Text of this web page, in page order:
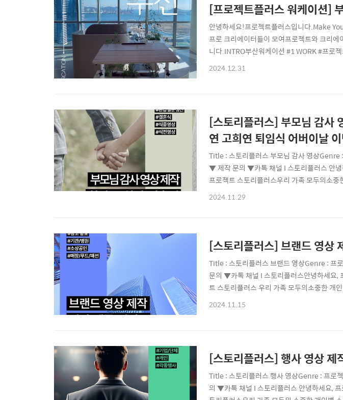
[프로젝트플러스 워케이션]
안녕하세요!프로젝트플러스입니다.Make
프로 크리에이터들이 모여프로젝트와 크리
니다.INTRO부산워케이션 #1 WORK #프로
브 #마케팅 나를 대표하는 키워드이자 회사
2024.12.31
[스토리플러스] 부모님 감사
연 고희연 퇴임식 어버이날
Title : 스토리플러스 부모님 감사 영상
▼ 제작 문의 ▼카톡 채널 I 스토리플러스 안녕
프로젝트 스토리플러스우리 가족 모두의소
에 맞춰전문적인 책임과 정성을 플러스하여
2024.11.29
[스토리플러스] 브랜드 영상
Title : 스토리플러스 브랜드 영상Genre : 프
문의 ▼카톡 채널 I 스토리플러스안녕하세요,
트 스토리플러스 우리 가족 모두의소중한 개
전문적인 책임과 정성을 플러스하여세상에
2024.11.15
[스토리플러스] 행사 영상 제
Title : 스토리플러스 행사 영상Genre : 프로
의 ▼카톡 채널 I 스토리플러스 안녕하세요,